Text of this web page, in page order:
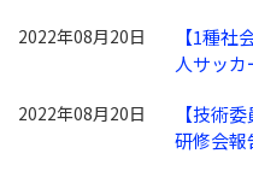
2022年08月20日
【1種
人サッ
2022年08月20日
【技術
研修会報